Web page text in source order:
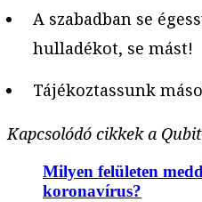
A szabadban se
hulladékot, se mást!
Tájékoztassunk
Kapcsolódó cikkek a
Milyen felületen
koronavírus?